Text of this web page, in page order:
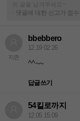
의 글을 남겨주세요~
-
댓글에 대한 신고가 접
지존
bbebbero
12.19 02:26
^^~~
답글쓰기
54킬로까지
12.05 15:09